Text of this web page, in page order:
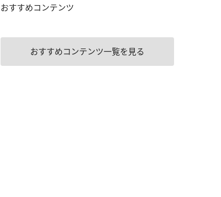
おすすめコンテンツ
おすすめコンテンツ一覧を見る